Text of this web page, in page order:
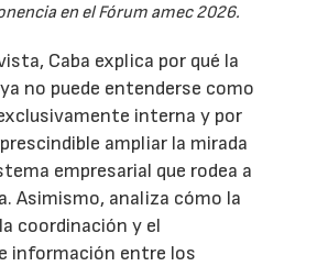
en el Fórum amec 2026.
Caba explica por qué la
no puede entenderse como
interna y por
ampliar la mirada
empresarial que rodea a
Asimismo, analiza cómo la
coordinación y el
información entre los